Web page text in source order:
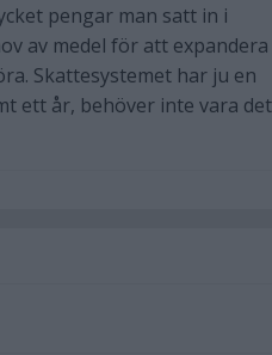
pengar man satt in i
av medel för att
Skattesystemet har ju en
ett år, behöver inte vara det